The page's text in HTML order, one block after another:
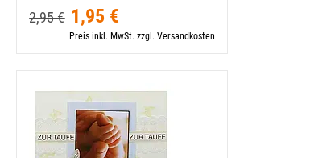
2,95 € 1,95 €
Preis inkl. MwSt. zzgl. Versandkosten